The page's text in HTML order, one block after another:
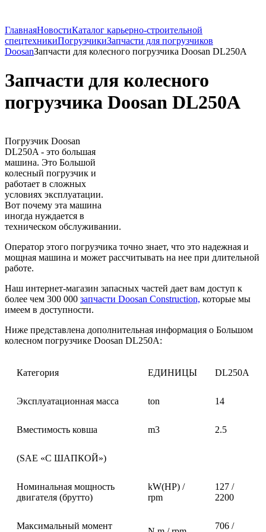
ГлавнаяНовостиКаталог карьерно-строительной
спецтехникиПогрузчикиЗапчасти для погрузчиков
DoosanЗапчасти для колесного погрузчика Doosan DL250A
Запчасти для колесного
погрузчика Doosan DL250A
Погрузчик Doosan
DL250A - это большая
машина. Это Большой
колесный погрузчик и
работает в сложных
условиях эксплуатации.
Вот почему эта машина
иногда нуждается в
техническом обслуживании.
Оператор этого погрузчика точно знает, что это надежная и
мощная машина и может рассчитывать на нее при длительной
работе.
Наш интернет-магазин запасных частей дает вам доступ к
более чем 300 000 запчасти Doosan Construction, которые мы
имеем в доступности.
Ниже представлена дополнительная информация о Большом
колесном погрузчике Doosan DL250A:
Категория ЕДИНИЦЫ DL250A
Эксплуатационная масса ton 14
Вместимость ковша m3 2.5
(SAE «С ШАПКОЙ»)
Номинальная мощность
двигателя (брутто)
kW(HP) /
rpm
127 /
2200
Максимальный момент
706 /